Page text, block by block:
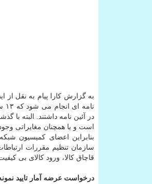
به گزارش کارا پیام به نقل از
در آئین نامه داشتند. البته
است و یا همچنان مغایراتی
بنابراین اعضای کمیسیون
سازمان تنظیم مقررات
قاچاق کالا، ورود کالای بی
درخواست عرضه آمار تایید